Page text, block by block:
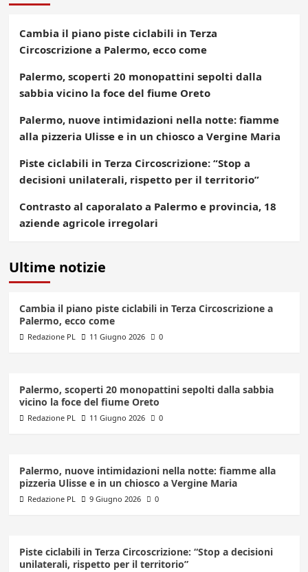
Cambia il piano piste ciclabili in Terza
Circoscrizione a Palermo, ecco come
Palermo, scoperti 20 monopattini sepolti dalla
sabbia vicino la foce del fiume Oreto
Palermo, nuove intimidazioni nella notte: fiamme
alla pizzeria Ulisse e in un chiosco a Vergine Maria
Piste ciclabili in Terza Circoscrizione: “Stop a
decisioni unilaterali, rispetto per il territorio”
Contrasto al caporalato a Palermo e provincia, 18
aziende agricole irregolari
Ultime notizie
Cambia il piano piste ciclabili in Terza Circoscrizione a
Palermo, ecco come
Redazione PL 11 Giugno 2026 0
Palermo, scoperti 20 monopattini sepolti dalla sabbia
vicino la foce del fiume Oreto
Redazione PL 11 Giugno 2026 0
Palermo, nuove intimidazioni nella notte: fiamme alla
pizzeria Ulisse e in un chiosco a Vergine Maria
Redazione PL 9 Giugno 2026 0
Piste ciclabili in Terza Circoscrizione: “Stop a decisioni
unilaterali, rispetto per il territorio”